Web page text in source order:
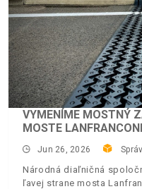
VYMENÍME MOSTNÝ
MOSTE LANFRANCONI
Jun 26, 2026
Národná diaľničná
ľavej strane mosta